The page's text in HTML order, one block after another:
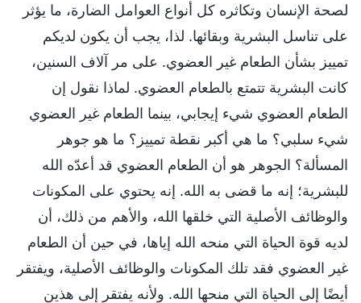
لصحة الإنسان وتكاثره كل أنواع العوامل الضارة، ما يؤثر
على تناسل البشرية وبقائها. لذا، يجب أن يكون لديكم
تمييز بشأن الطعام غير العضوي. على مر آلاف السنين،
كانت البشرية تتمتع بالطعام العضوي. لماذا نقول إن
الطعام العضوي شيء إيجابي، بينما الطعام غير العضوي
شيء سلبي؟ ما هي أكبر نقطة تمييز؟ ما هو جوهر
المسألة؟ الجوهر هو أن الطعام العضوي قد أعدّه الله
للبشرية؛ إنه ما قضى به الله. إنه يحتوي على المكونات
والوظائف الأصلية التي خلقها الله، والأهم من ذلك، أن
لديه قوة الحياة التي منحه الله إياها، في حين أن الطعام
غير العضوي فقد تلك المكونات والوظائف الأصلية، ويفتقر
أيضًا إلى الحياة التي منحها الله. ولأنه يفتقر إلى هذين